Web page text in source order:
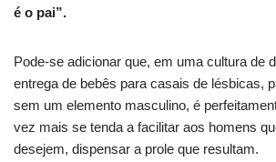
é o pai”.
Pode-se adicionar que, em uma cultura de
entrega de bebês para casais de lésbicas,
sem um elemento masculino, é
vez mais se tenda a facilitar aos homens
desejem, dispensar a prole que resultam.